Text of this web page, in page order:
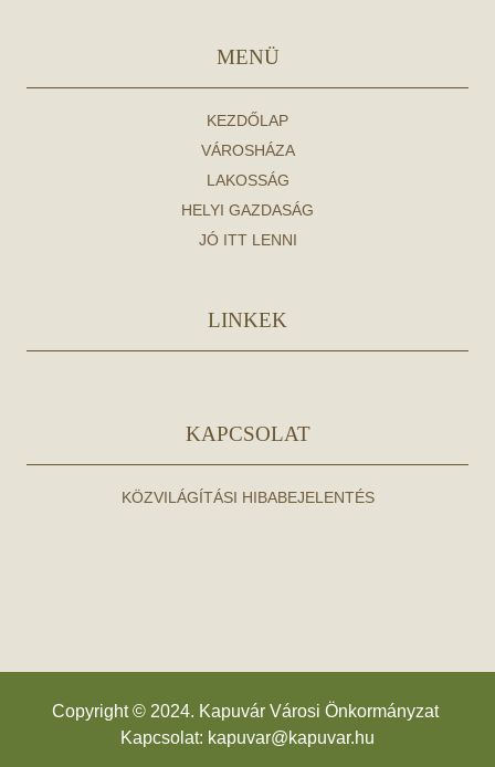
MENÜ
KEZDŐLAP
VÁROSHÁZA
LAKOSSÁG
HELYI GAZDASÁG
JÓ ITT LENNI
LINKEK
KAPCSOLAT
KÖZVILÁGÍTÁSI HIBABEJELENTÉS
Copyright © 2024. Kapuvár Városi Önkormányzat
Kapcsolat: kapuvar@kapuvar.hu